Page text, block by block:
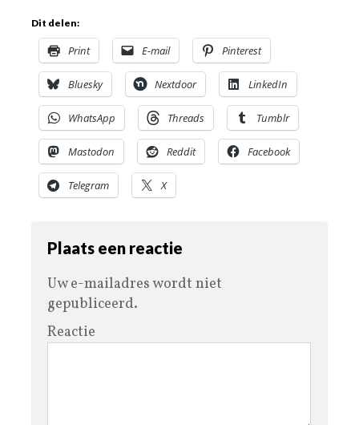
Dit delen:
Print E-mail Pinterest
Bluesky Nextdoor LinkedIn
WhatsApp Threads Tumblr
Mastodon Reddit Facebook
Telegram X
Plaats een reactie
Uw e-mailadres wordt niet
gepubliceerd.
Reactie